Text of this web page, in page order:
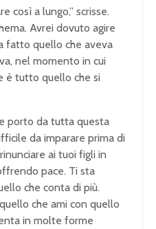
così a lungo,” scrisse.
Avrei dovuto agire
fatto quello che aveva
nel momento in cui
è tutto quello che si
porto da tutta questa
da imparare prima di
ai tuoi figli in
pace. Ti sta
che conta di più.
che ami con quello
in molte forme